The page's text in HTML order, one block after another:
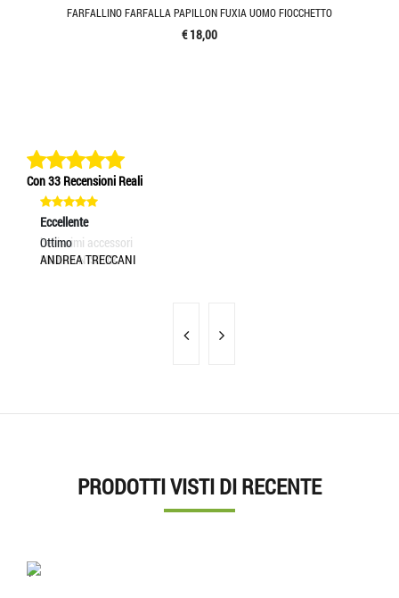
FARFALLINO FARFALLA PAPILLON FUXIA UOMO FIOCCHETTO
€ 18,00
Con 33 Recensioni Reali
Eccellente
bellissimi accessori
MAXIM NISTOR
Eccellente
Ottimo
ANDREA TRECCANI
PRODOTTI VISTI DI RECENTE
'.'